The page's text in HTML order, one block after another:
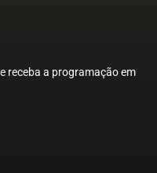
receba a programação em